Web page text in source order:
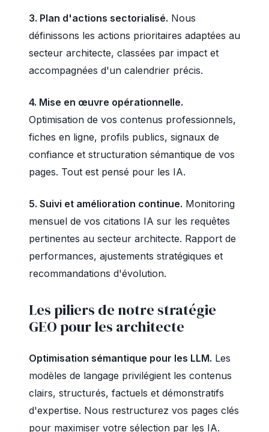
3. Plan d'actions sectorialisé. Nous
définissons les actions prioritaires adaptées au
secteur architecte, classées par impact et
accompagnées d'un calendrier précis.
4. Mise en œuvre opérationnelle.
Optimisation de vos contenus professionnels,
fiches en ligne, profils publics, signaux de
confiance et structuration sémantique de vos
pages. Tout est pensé pour les IA.
5. Suivi et amélioration continue. Monitoring
mensuel de vos citations IA sur les requêtes
pertinentes au secteur architecte. Rapport de
performances, ajustements stratégiques et
recommandations d'évolution.
Les piliers de notre stratégie
GEO pour les architecte
Optimisation sémantique pour les LLM. Les
modèles de langage privilégient les contenus
clairs, structurés, factuels et démonstratifs
d'expertise. Nous restructurez vos pages clés
pour maximiser votre sélection par les IA.